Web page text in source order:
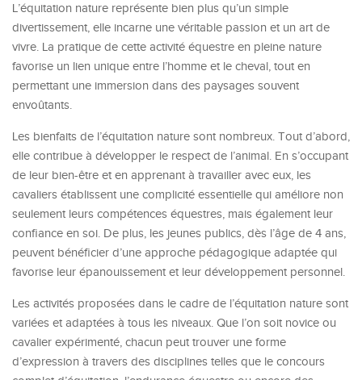
L’équitation nature représente bien plus qu’un simple
divertissement, elle incarne une véritable passion et un art de
vivre. La pratique de cette activité équestre en pleine nature
favorise un lien unique entre l’homme et le cheval, tout en
permettant une immersion dans des paysages souvent
envoûtants.
Les bienfaits de l’équitation nature sont nombreux. Tout d’abord,
elle contribue à développer le respect de l’animal. En s’occupant
de leur bien-être et en apprenant à travailler avec eux, les
cavaliers établissent une complicité essentielle qui améliore non
seulement leurs compétences équestres, mais également leur
confiance en soi. De plus, les jeunes publics, dès l’âge de 4 ans,
peuvent bénéficier d’une approche pédagogique adaptée qui
favorise leur épanouissement et leur développement personnel.
Les activités proposées dans le cadre de l’équitation nature sont
variées et adaptées à tous les niveaux. Que l’on soit novice ou
cavalier expérimenté, chacun peut trouver une forme
d’expression à travers des disciplines telles que le concours